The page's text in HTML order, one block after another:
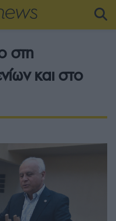
στη
και στο